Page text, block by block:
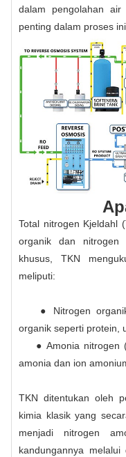
dalam pengolahan
penting dalam proses ini.
Total nitrogen Kjeldahl
organik dan
khusus, TKN
meliputi:
● Nitrogen organik:
organik seperti protein,
● Amonia nitrogen
amonia dan ion
TKN ditentukan oleh
kimia klasik yang
menjadi nitrogen
kandungannya